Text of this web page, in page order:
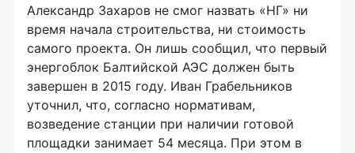
Александр Захаров не смог назвать «НГ» ни
время начала строительства, ни стоимость
самого проекта. Он лишь сообщил, что первый
энергоблок Балтийской АЭС должен быть
завершен в 2015 году. Иван Грабельников
уточнил, что, согласно нормативам,
возведение станции при наличии готовой
площадки занимает 54 месяца. При этом в